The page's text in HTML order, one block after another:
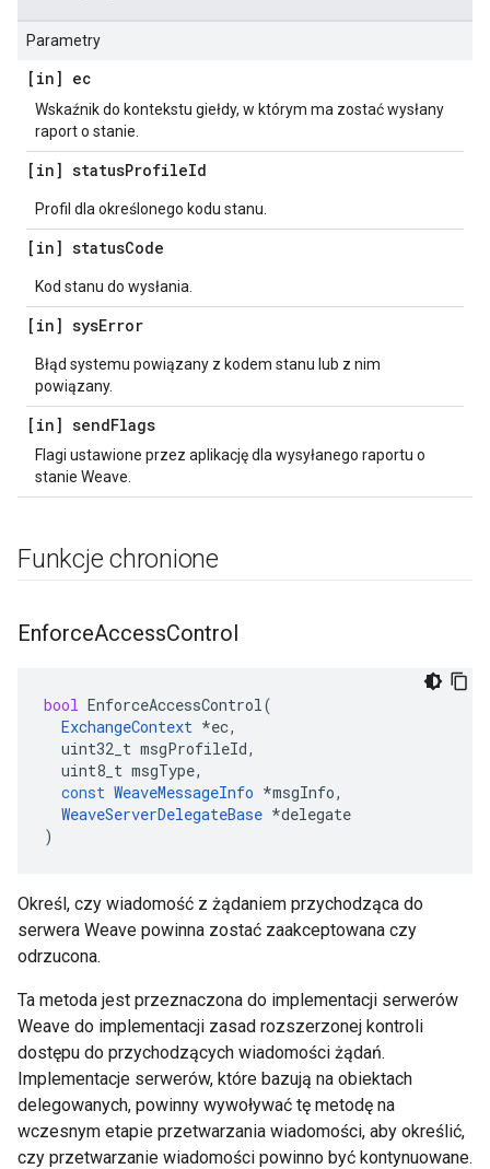
Parametry
[in] ec
Wskaźnik do kontekstu giełdy, w którym ma zostać wysłany
raport o stanie.
[in] statusProfileId
Profil dla określonego kodu stanu.
[in] statusCode
Kod stanu do wysłania.
[in] sysError
Błąd systemu powiązany z kodem stanu lub z nim
powiązany.
[in] sendFlags
Flagi ustawione przez aplikację dla wysyłanego raportu o
stanie Weave.
Funkcje chronione
EnforceAccessControl
bool EnforceAccessControl(
ExchangeContext *ec,
uint32_t msgProfileId,
uint8_t msgType,
const WeaveMessageInfo *msgInfo,
WeaveServerDelegateBase *delegate
)
Określ, czy wiadomość z żądaniem przychodząca do
serwera Weave powinna zostać zaakceptowana czy
odrzucona.
Ta metoda jest przeznaczona do implementacji serwerów
Weave do implementacji zasad rozszerzonej kontroli
dostępu do przychodzących wiadomości żądań.
Implementacje serwerów, które bazują na obiektach
delegowanych, powinny wywoływać tę metodę na
wczesnym etapie przetwarzania wiadomości, aby określić,
czy przetwarzanie wiadomości powinno być kontynuowane.